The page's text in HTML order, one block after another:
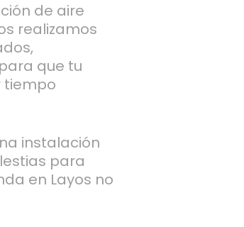
de aire
realizamos
que tu
tiempo
instalación
para
en Layos no